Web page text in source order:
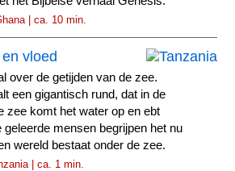
| ca. 10 min.
vloed
over de getijden van de zee.
een gigantisch rund, dat in de
zee komt het water op en ebt
geleerde mensen begrijpen het nu
wereld bestaat onder de zee.
| ca. 1 min.